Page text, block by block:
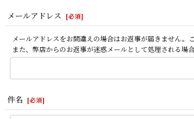
メールアドレス [必須]
メールアドレスをお間違えの場合はお返事が届きません。
また、弊店からのお返事が迷惑メールとして処理される場
件名 [必須]